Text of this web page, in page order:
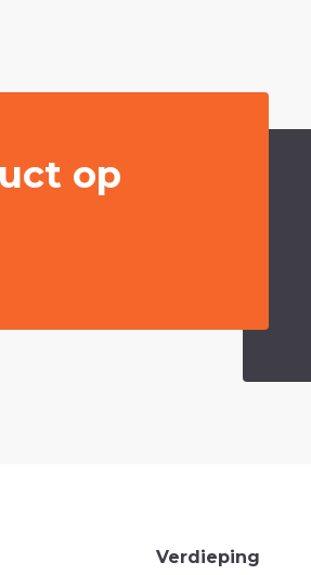
op
Verdieping